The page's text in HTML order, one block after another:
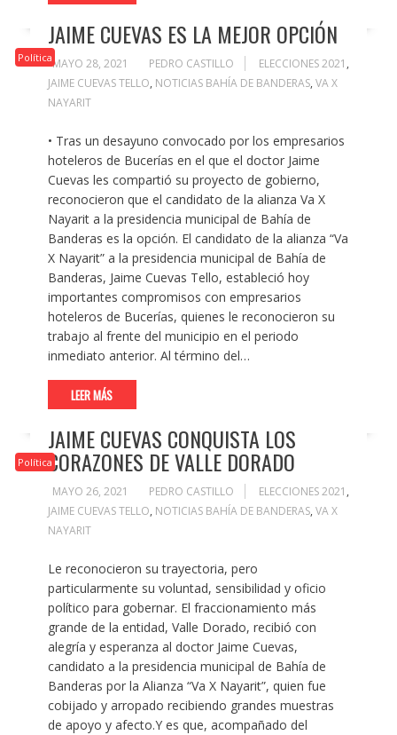
Política
JAIME CUEVAS ES LA MEJOR OPCIÓN
MAYO 28, 2021 PEDRO CASTILLO ELECCIONES 2021 ,
JAIME CUEVAS TELLO, NOTICIAS BAHÍA DE BANDERAS, VA X
NAYARIT
• Tras un desayuno convocado por los empresarios
hoteleros de Bucerías en el que el doctor Jaime
Cuevas les compartió su proyecto de gobierno,
reconocieron que el candidato de la alianza Va X
Nayarit a la presidencia municipal de Bahía de
Banderas es la opción. El candidato de la alianza “Va
X Nayarit” a la presidencia municipal de Bahía de
Banderas, Jaime Cuevas Tello, estableció hoy
importantes compromisos con empresarios
hoteleros de Bucerías, quienes le reconocieron su
trabajo al frente del municipio en el periodo
inmediato anterior. Al término del…
LEER MÁS
Política
JAIME CUEVAS CONQUISTA LOS
CORAZONES DE VALLE DORADO
MAYO 26, 2021 PEDRO CASTILLO ELECCIONES 2021 ,
JAIME CUEVAS TELLO, NOTICIAS BAHÍA DE BANDERAS, VA X
NAYARIT
Le reconocieron su trayectoria, pero
particularmente su voluntad, sensibilidad y oficio
político para gobernar. El fraccionamiento más
grande de la entidad, Valle Dorado, recibió con
alegría y esperanza al doctor Jaime Cuevas,
candidato a la presidencia municipal de Bahía de
Banderas por la Alianza “Va X Nayarit”, quien fue
cobijado y arropado recibiendo grandes muestras
de apoyo y afecto.Y es que, acompañado del